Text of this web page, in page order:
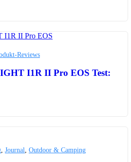
Reviews
I1R II Pro EOS Test:
Journal Outdoor & Camping